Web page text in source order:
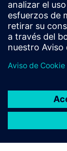
Escuchar
Podcast | Diseño
compuestos y
Estudio de caso|
|
reforzados con
Estudio de caso|